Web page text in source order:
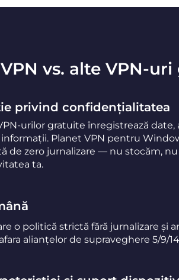
vs. alte VPN-
privind confidențialitatea
urilor gratuite înregistrează date,
informații. Planet VPN pentru
de zero jurnalizare — nu stocăm,
ta.
o politică strictă fără jurnalizare și
alianțelor de supraveghere 5/9/